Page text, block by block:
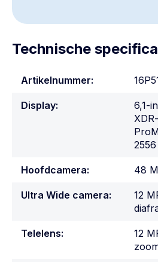
Technische
Artikelnummer:
Display:
6,1-
Hoofdcamera: 48
Ultra Wide camera:
12
Telelens:
12